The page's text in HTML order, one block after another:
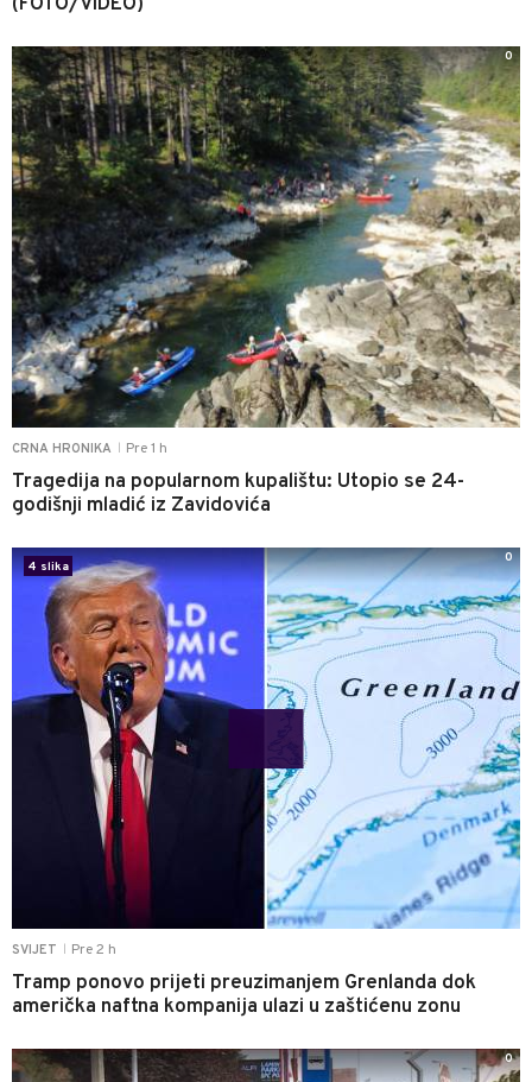
CRNA HRONIKA Pre 1 h
Tragedija na popularnom kupalištu: Utopio se 24-
godišnji mladić iz Zavidovića
0
SVIJET Pre 2 h
Tramp ponovo prijeti preuzimanjem Grenlanda dok
američka naftna kompanija ulazi u zaštićenu zonu
4 slika
0
0